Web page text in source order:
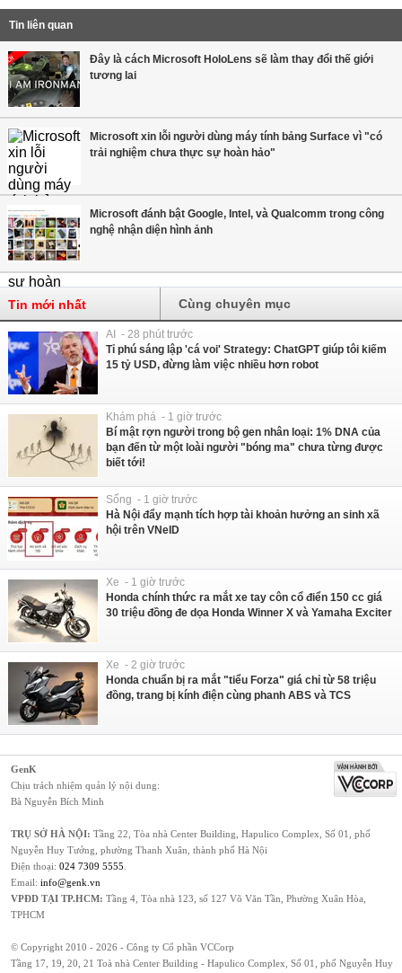
Tin liên quan
Đây là cách Microsoft HoloLens sẽ làm thay đổi thế giới
tương lai
Microsoft xin lỗi người dùng máy tính bảng Surface vì "có
trải nghiệm chưa thực sự hoàn hảo"
Microsoft đánh bật Google, Intel, và Qualcomm trong công
nghệ nhận diện hình ảnh
Tin mới nhất Cùng chuyên mục
AI - 28 phút trước
Tỉ phú sáng lập 'cá voi' Strategy: ChatGPT giúp tôi kiếm
15 tỷ USD, đừng làm việc nhiều hơn robot
Khám phá - 1 giờ trước
Bí mật rợn người trong bộ gen nhân loại: 1% DNA của
bạn đến từ một loài người "bóng ma" chưa từng được
biết tới!
Sống - 1 giờ trước
Hà Nội đẩy mạnh tích hợp tài khoản hưởng an sinh xã
hội trên VNeID
Xe - 1 giờ trước
Honda chính thức ra mắt xe tay côn cổ điển 150 cc giá
30 triệu đồng đe dọa Honda Winner X và Yamaha Exciter
Xe - 2 giờ trước
Honda chuẩn bị ra mắt "tiểu Forza" giá chỉ từ 58 triệu
đồng, trang bị kính điện cùng phanh ABS và TCS
GenK
Chịu trách nhiệm quản lý nội dung:
Bà Nguyễn Bích Minh
TRỤ SỞ HÀ NỘI: Tầng 22, Tòa nhà Center Building, Hapulico Complex, Số 01, phố
Nguyễn Huy Tưởng, phường Thanh Xuân, thành phố Hà Nội
Điện thoại: 024 7309 5555
Email: info@genk.vn
VPĐD TẠI TP.HCM: Tầng 4, Tòa nhà 123, số 127 Võ Văn Tần, Phường Xuân Hòa,
TPHCM
© Copyright 2010 - 2026 - Công ty Cổ phần VCCorp
Tầng 17, 19, 20, 21 Toà nhà Center Building - Hapulico Complex, Số 01, phố Nguyễn Huy